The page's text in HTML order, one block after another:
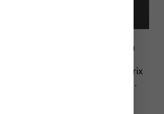
bien immobilier est soumise à
peut faire l’objet
: minoration « fiscale » du prix
fiscale » du prix d’acquisition.
du bien immobilier en